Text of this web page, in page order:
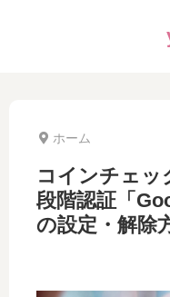
ホーム
コインチェ
段階認証「
の設定・解除